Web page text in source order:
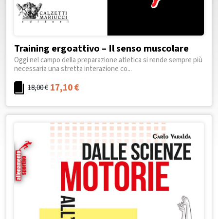
Training ergoattivo – Il senso muscolare
Oggi nel campo della preparazione atletica si rende sempre più
necessaria una stretta interazione co...
18,00€ 17,10€